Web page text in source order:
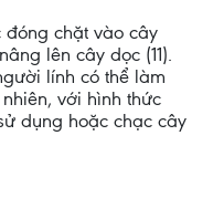
chặt vào cây
lên cây dọc (11).
lính có thể làm
với hình thức
dụng hoặc chạc cây